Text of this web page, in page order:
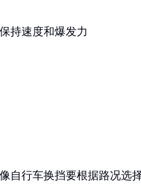
持速度和爆发力
自行车换挡要根据路况选